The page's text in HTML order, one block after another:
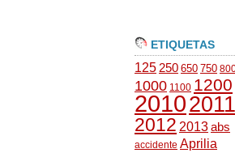
ETIQUETAS
125 250 650 750
1000 1100 1200
20102011
2012 2013abs
accidente Aprilia